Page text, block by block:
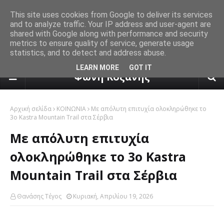
πρόγνωση καιρού από το
Φωνή Κοζάνης
Αρχική σελίδα ΚΟΙΝΩΝΙΑ
Με απόλυτη επιτυχία ολοκληρώθηκε το
3ο Kastra Mountain Trail στα Σέρβια
Με απόλυτη επιτυχία
ολοκληρώθηκε το 3ο Kastra
Mountain Trail στα Σέρβια
Θανάσης Τέγος Κυριακή, Απριλίου 19, 2026
This site uses cookies from Google to deliver its services
and to analyze traffic. Your IP address and user-agent are
shared with Google along with performance and security
metrics to ensure quality of service, generate usage
statistics, and to detect and address abuse.
LEARN MORE GOT IT